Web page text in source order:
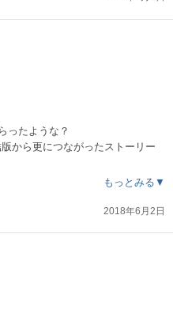
ったような？
から更につながったストーリー
もっとみる▼
2018年6月2日